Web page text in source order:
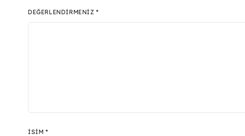
DEĞERLENDIRMENIZ*
İSIM*